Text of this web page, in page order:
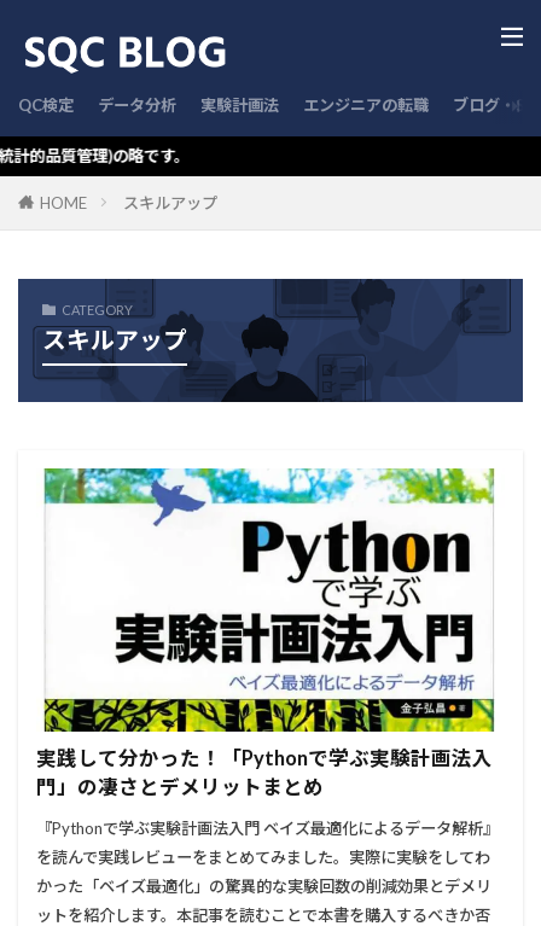
QC検定 データ分析 実験計画法 エンジニアの転職 ブログ・
略です。
HOME スキルアップ
CATEGORY
スキルアップ
実践して分かった！「Pythonで学ぶ実験計画法入
門」の凄さとデメリットまとめ
『Pythonで学ぶ実験計画法入門 ベイズ最適化によるデータ解析』
を読んで実践レビューをまとめてみました。実際に実験をしてわ
かった「ベイズ最適化」の驚異的な実験回数の削減効果とデメリ
ットを紹介します。本記事を読むことで本書を購入するべきか否